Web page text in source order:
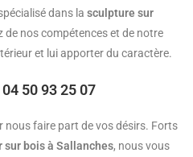
dans la sculpture sur
de nos compétences et de notre
et lui apporter du caractère.
50 93 25 07
nous faire part de vos désirs. Forts
sur bois à Sallanches, nous vous